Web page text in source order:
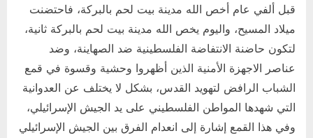
قبل ألفي عام أخص الله مدينة بيت لحم بالبركة، فاحتضنت
ميلاد المسيح، واليوم يخص الله مدينة بيت لحم بالبركة ثانية،
لتكون حاضنة الانتفاضة الفلسطينية ضد الصهاينة، وضد
عناصر الاجهزة الأمنية الذين أظهروا وحشية وقسوة في قمع
الشباب الرافض لتهويد القدس، بشكل لا يختلف عن العدوانية
التي شهدها المواطن الفلسطيني على يد الجيش الإسرائيلي،
وفي هذا القمع إشارة إلى انعدام الفرق بين الجيش الإسرائيلي